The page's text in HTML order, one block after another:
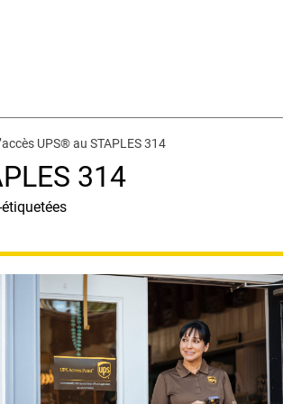
UPS® au STAPLES 314
314